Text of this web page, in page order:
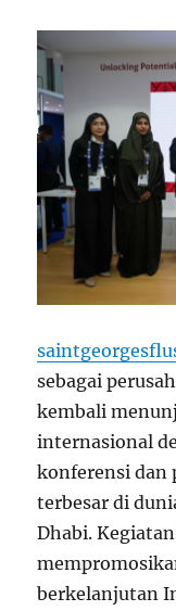
sebagai
kembali
internasional
konferensi dan
terbesar di
Dhabi.
berkelanjutan